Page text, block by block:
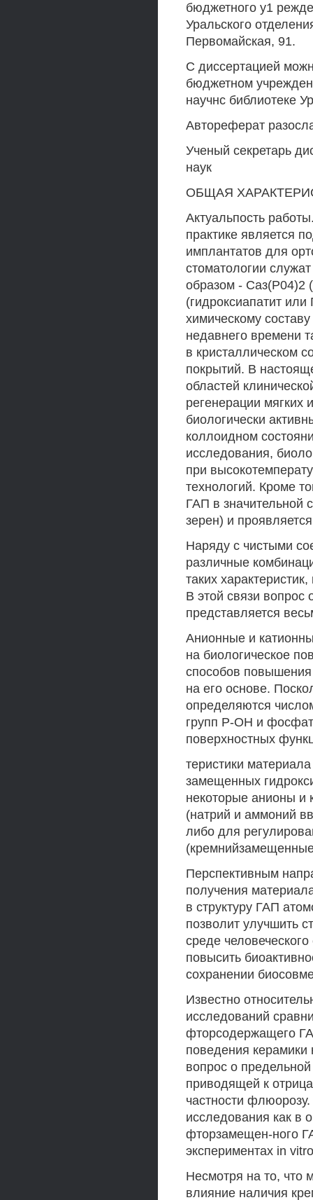
бюджетного у1
Уральского
Первомайская, 91.
С диссертацией
бюджетном
научнс библиотеке
Автореферат
Ученый секретарь
наук
ОБЩАЯ
Актуальпость
практике является
имплантатов для
стоматологии
образом - Саз(Р04)2
(гидроксиапатит или
химическому
недавнего времени
в кристаллическом
покрытий. В
областей
регенерации мягких
биологически
коллоидном
исследования,
при
технологий. Кроме
ГАП в значительной
зерен) и
Наряду с чистыми
различные
таких
В этой связи вопрос
представляется
Анионные и
на биологическое
способов повышения
на его основе.
определяются
групп Р-ОН и
поверхностных
теристики
замещенных
некоторые анионы и
(натрий и аммоний
либо для
Перспективным
получения
в структуру ГАП
позволит улучшить
среде
повысить
сохранении
Известно
исследований
фторсодержащего
поведения керамики
вопрос о
приводящей к
частности
исследования как в
фторзамещен-ного
экспериментах in
Несмотря на то, что
влияние наличия